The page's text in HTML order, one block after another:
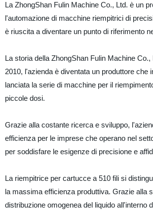
La ZhongShan Fulin Machine Co., Ltd. è un
l'automazione di macchine riempitrici di
è riuscita a diventare un punto di riferimento
La storia della ZhongShan Fulin Machine
2010, l'azienda è diventata un produttore
lanciata la serie di macchine per il
piccole dosi.
Grazie alla costante ricerca e sviluppo,
efficienza per le imprese che operano nel
per soddisfare le esigenze di precisione e
La riempitrice per cartucce a 510 fili si
la massima efficienza produttiva. Grazie alla
distribuzione omogenea del liquido all'interno